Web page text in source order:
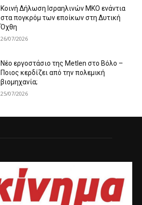
Κοινή Δήλωση Ισραηλινών ΜΚΟ ενάντια
στα πογκρόμ των εποίκων στη Δυτική
Όχθη
26/07/2026
Νέο εργοστάσιο της Metlen στο Βόλο –
Ποιος κερδίζει από την πολεμική
βιομηχανία;
25/07/2026